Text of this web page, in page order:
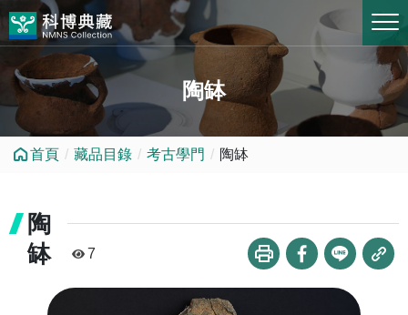
跳到中央內容區塊
陶缽
首頁 藏品目錄 考古學門 陶缽
陶
缽
7